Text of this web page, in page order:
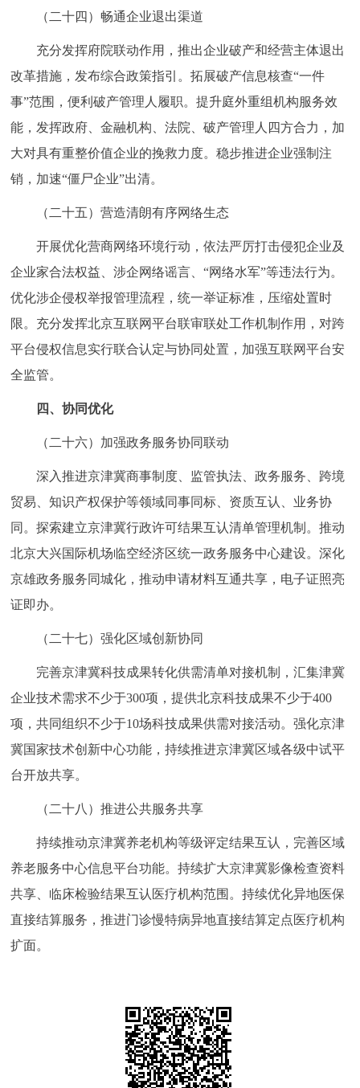
（二十四）畅通企业退出渠道
充分发挥府院联动作用，推出企业破产和经营主体退出
改革措施，发布综合政策指引。拓展破产信息核查“一件
事”范围，便利破产管理人履职。提升庭外重组机构服务效
能，发挥政府、金融机构、法院、破产管理人四方合力，加
大对具有重整价值企业的挽救力度。稳步推进企业强制注
销，加速“僵尸企业”出清。
（二十五）营造清朗有序网络生态
开展优化营商网络环境行动，依法严厉打击侵犯企业及
企业家合法权益、涉企网络谣言、“网络水军”等违法行为。
优化涉企侵权举报管理流程，统一举证标准，压缩处置时
限。充分发挥北京互联网平台联审联处工作机制作用，对跨
平台侵权信息实行联合认定与协同处置，加强互联网平台安
全监管。
四、协同优化
（二十六）加强政务服务协同联动
深入推进京津冀商事制度、监管执法、政务服务、跨境
贸易、知识产权保护等领域同事同标、资质互认、业务协
同。探索建立京津冀行政许可结果互认清单管理机制。推动
北京大兴国际机场临空经济区统一政务服务中心建设。深化
京雄政务服务同城化，推动申请材料互通共享，电子证照亮
证即办。
（二十七）强化区域创新协同
完善京津冀科技成果转化供需清单对接机制，汇集津冀
企业技术需求不少于300项，提供北京科技成果不少于400
项，共同组织不少于10场科技成果供需对接活动。强化京津
冀国家技术创新中心功能，持续推进京津冀区域各级中试平
台开放共享。
（二十八）推进公共服务共享
持续推动京津冀养老机构等级评定结果互认，完善区域
养老服务中心信息平台功能。持续扩大京津冀影像检查资料
共享、临床检验结果互认医疗机构范围。持续优化异地医保
直接结算服务，推进门诊慢特病异地直接结算定点医疗机构
扩面。